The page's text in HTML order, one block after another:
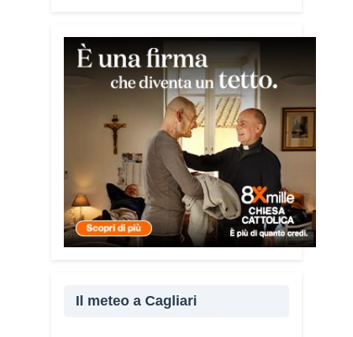
WhatsApp LinkedIn
E-mail Stampa
Il meteo a Cagliari